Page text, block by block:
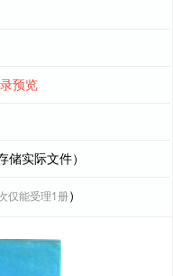
预览
实际文件）
仅能受理1册）